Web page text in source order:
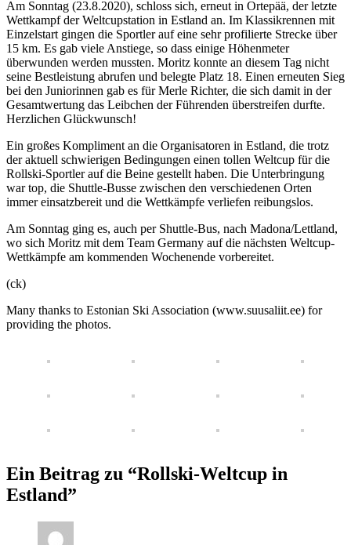
Am Sonntag (23.8.2020), schloss sich, erneut in Ortepää, der letzte
Wettkampf der Weltcupstation in Estland an. Im Klassikrennen mit
Einzelstart gingen die Sportler auf eine sehr profilierte Strecke über
15 km. Es gab viele Anstiege, so dass einige Höhenmeter
überwunden werden mussten. Moritz konnte an diesem Tag nicht
seine Bestleistung abrufen und belegte Platz 18. Einen erneuten Sieg
bei den Juniorinnen gab es für Merle Richter, die sich damit in der
Gesamtwertung das Leibchen der Führenden überstreifen durfte.
Herzlichen Glückwunsch!
Ein großes Kompliment an die Organisatoren in Estland, die trotz
der aktuell schwierigen Bedingungen einen tollen Weltcup für die
Rollski-Sportler auf die Beine gestellt haben. Die Unterbringung
war top, die Shuttle-Busse zwischen den verschiedenen Orten
immer einsatzbereit und die Wettkämpfe verliefen reibungslos.
Am Sonntag ging es, auch per Shuttle-Bus, nach Madona/Lettland,
wo sich Moritz mit dem Team Germany auf die nächsten Weltcup-
Wettkämpfe am kommenden Wochenende vorbereitet.
(ck)
Many thanks to Estonian Ski Association (www.suusaliit.ee) for
providing the photos.
Ein Beitrag zu “Rollski-Weltcup in
Estland”